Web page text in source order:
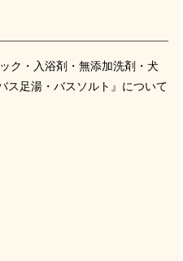
ク・入浴剤・無添加洗剤・犬
ス足湯・バスソルト』について